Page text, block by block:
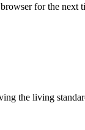
for the next
the living